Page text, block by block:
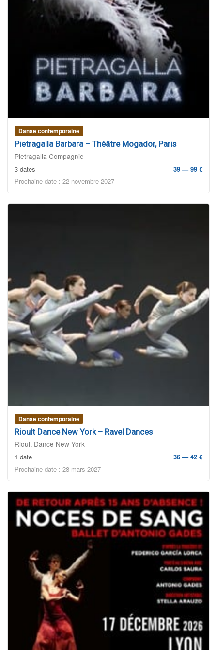
Danse contemporaine
Pietragalla Barbara – Théâtre Mogador, Paris
Pietragalla Compagnie
3 dates
39 — 99 €
Prochaine date : 22 novembre 2027
Danse contemporaine
Rioult Dance New York – Ravel Dances
Rioult Dance New York
1 date
36 — 42 €
Prochaine date : 28 mars 2027